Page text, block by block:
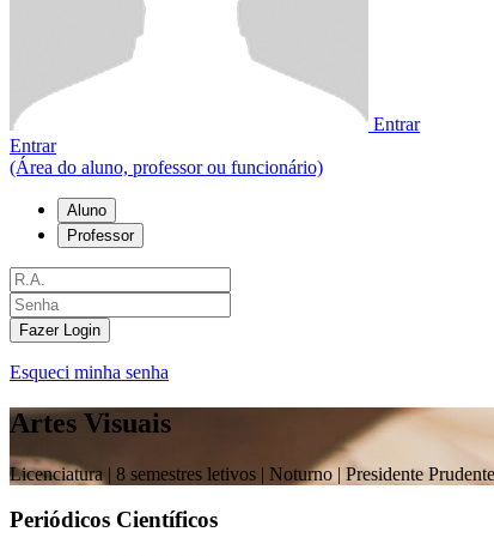
Entrar
Entrar
(Área do aluno, professor ou funcionário)
Aluno
Professor
Fazer Login
Esqueci minha senha
Artes Visuais
Licenciatura | 8 semestres letivos | Noturno| Presidente Prudente
Periódicos Científicos